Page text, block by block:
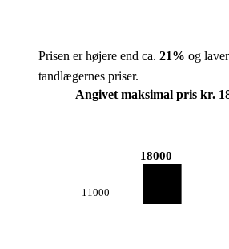
Prisen er højere end ca. 21% og
tandlægernes priser.
Angivet maksimal pris kr.
11000
18000